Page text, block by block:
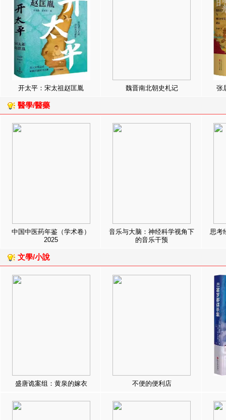
开太平：宋太祖赵匡胤 魏晋南北朝史札记 张
醫學/醫藥
中国中医药年鉴（学术卷）
2025
音乐与大脑：神经科学视角下
的音乐干预
思考
文學/小說
盛唐诡案组：黄泉的嫁衣 不便的便利店